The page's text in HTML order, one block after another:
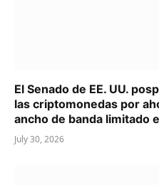
El Senado de EE. UU.
las criptomonedas por
ancho de banda limitado
July 30, 2026